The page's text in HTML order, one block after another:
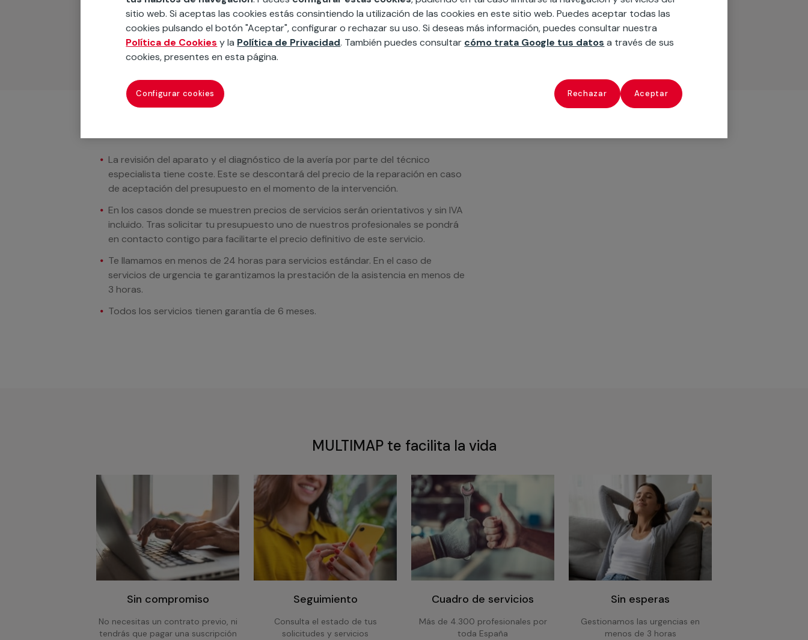
Podemos ofrecer cualquier servicio a medida incluyendo todo lo que necesites:
materiales, equipamientos, electrodomésticos, etc. Cuéntanos que necesitas
cuando te llamemos.
La revisión del aparato y el diagnóstico de la avería por parte del técnico
especialista tiene coste. Este se descontará del precio de la reparación en caso
de aceptación del presupuesto en el momento de la intervención.
En los casos donde se muestren precios de servicios serán orientativos y sin IVA
incluido. Tras solicitar tu presupuesto uno de nuestros profesionales se pondrá
en contacto contigo para facilitarte el precio definitivo de este servicio.
Te llamamos en menos de 24 horas para servicios estándar. En el caso de
servicios de urgencia te garantizamos la prestación de la asistencia en menos de
3 horas.
Todos los servicios tienen garantía de 6 meses.
MULTIMAP te facilita la vida
Sin compromiso
No necesitas un contrato previo, ni
tendrás que pagar una suscripción
Seguimiento
Consulta el estado de tus
solicitudes y servicios
Cuadro de servicios
Más de 4.300 profesionales por
toda España
Sin esperas
Gestionamos las urgencias en
menos de 3 horas
sitio web. Si aceptas las cookies estás consintiendo la utilización de las cookies en este sitio web. Puedes aceptar todas las
cookies pulsando el botón "Aceptar", configurar o rechazar su uso. Si deseas más información, puedes consultar nuestra
Política de Cookies y la Política de Privacidad. También puedes consultar cómo trata Google tus datos a través de sus
cookies, presentes en esta página.
Configurar cookies Rechazar Aceptar